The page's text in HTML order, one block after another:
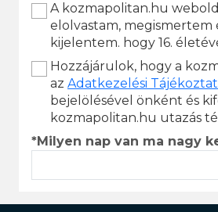
A kozmapolitan.hu
elolvastam, megismertem
kijelentem. hogy 16.
Hozzájárulok, hogy a
az Adatkezelési
bejelölésével önként és
kozmapolitan.hu utazás
*Milyen nap van ma nagy